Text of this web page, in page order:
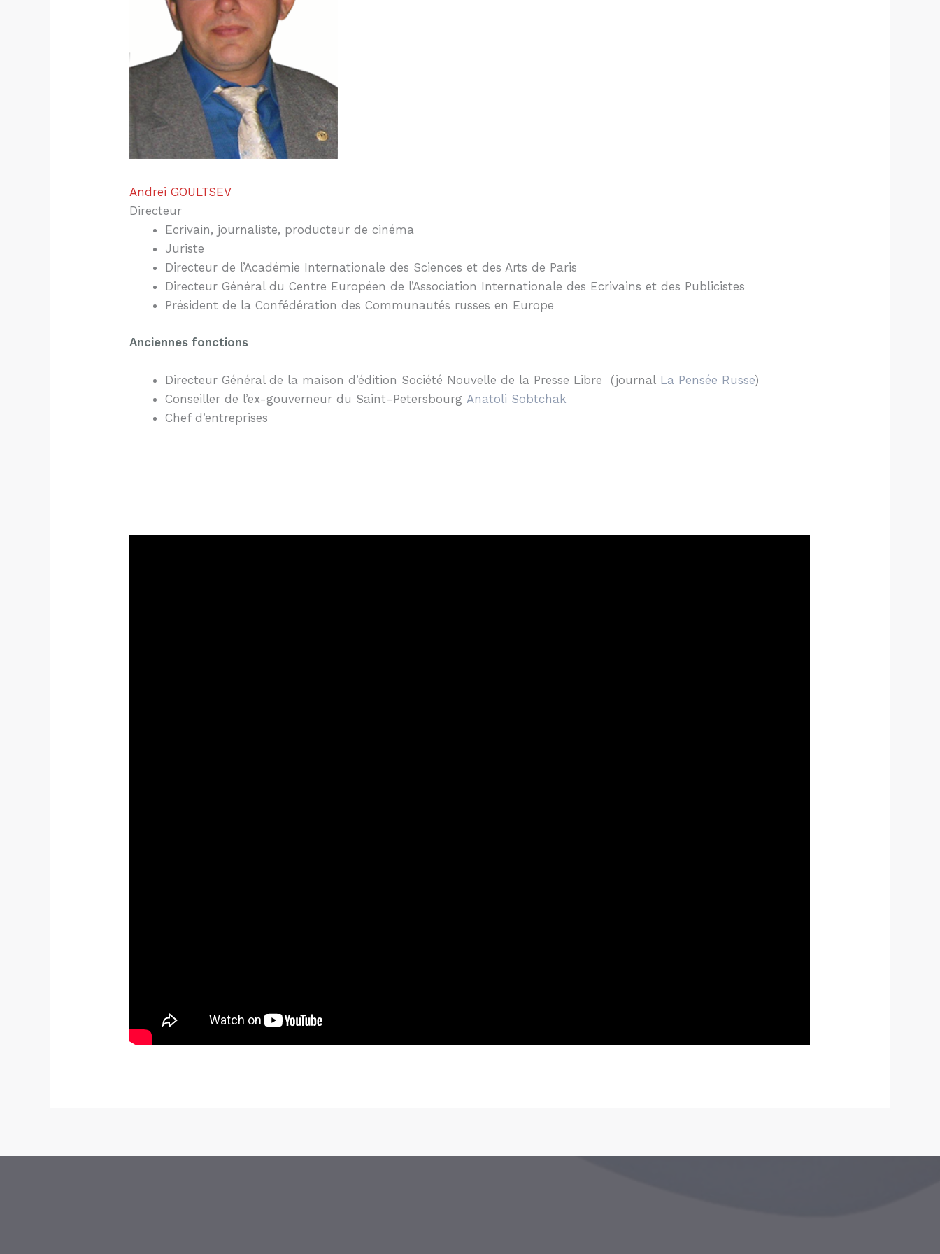
Andrei GOULTSEV
Directeur
Ecrivain, journaliste, producteur de cinéma
Juriste
Directeur de l’Académie Internationale des Sciences et des Arts de Paris
Directeur Général du Centre Européen de l’Association Internationale des Ecrivains et des Publicistes
Président de la Confédération des Communautés russes en Europe
Anciennes fonctions
Directeur Général de la maison d’édition Société Nouvelle de la Presse Libre (journal La Pensée Russe)
Conseiller de l’ex-gouverneur du Saint-Petersbourg Anatoli Sobtchak
Chef d’entreprises